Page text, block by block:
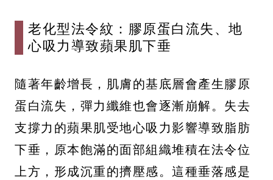
老化型法令紋：膠原蛋白流失、地
心吸力導致蘋果肌下垂
隨著年齡增長，肌膚的基底層會產生膠原
蛋白流失，彈力纖維也會逐漸崩解。失去
支撐力的蘋果肌受地心吸力影響導致脂肪
下垂，原本飽滿的面部組織堆積在法令位
上方，形成沉重的擠壓感。這種垂落感是